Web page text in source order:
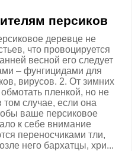
персиков
деревце не
что провоцируется
весной его следует
– фунгицидами для
вирусов. 2. От зимних
пленкой, но не
том случае, если она
ваше персиковое
к себе внимание
переносчиками тли,
него бархатцы, хри...